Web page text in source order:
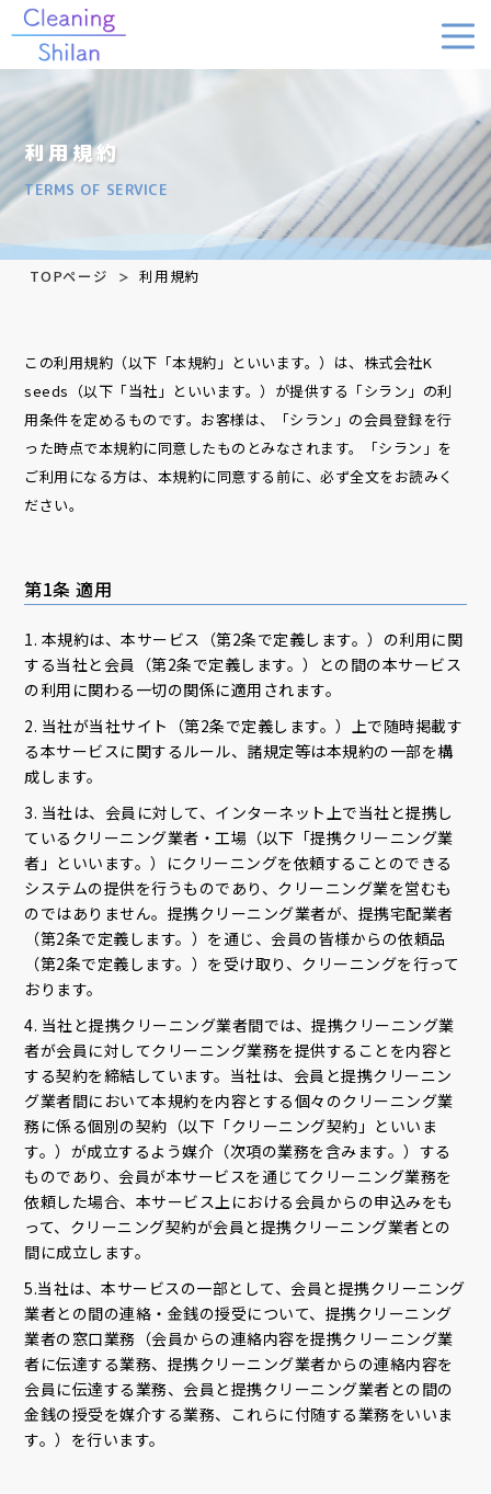
利用規約
TERMS OF SERVICE
TOPページ 利用規約
この利用規約（以下「本規約」といいます。）は、株式会社K
seeds（以下「当社」といいます。）が提供する「シラン」の利
用条件を定めるものです。お客様は、「シラン」の会員登録を行
った時点で本規約に同意したものとみなされます。「シラン」を
ご利用になる方は、本規約に同意する前に、必ず全文をお読みく
ださい。
第1条 適用
1. 本規約は、本サービス（第2条で定義します。）の利用に関
する当社と会員（第2条で定義します。）との間の本サービス
の利用に関わる一切の関係に適用されます。
2. 当社が当社サイト（第2条で定義します。）上で随時掲載す
る本サービスに関するルール、諸規定等は本規約の一部を構
成します。
3. 当社は、会員に対して、インターネット上で当社と提携し
ているクリーニング業者・工場（以下「提携クリーニング業
者」といいます。）にクリーニングを依頼することのできる
システムの提供を行うものであり、クリーニング業を営むも
のではありません。提携クリーニング業者が、提携宅配業者
（第2条で定義します。）を通じ、会員の皆様からの依頼品
（第2条で定義します。）を受け取り、クリーニングを行って
おります。
4. 当社と提携クリーニング業者間では、提携クリーニング業
者が会員に対してクリーニング業務を提供することを内容と
する契約を締結しています。当社は、会員と提携クリーニン
グ業者間において本規約を内容とする個々のクリーニング業
務に係る個別の契約（以下「クリーニング契約」といいま
す。）が成立するよう媒介（次項の業務を含みます。）する
ものであり、会員が本サービスを通じてクリーニング業務を
依頼した場合、本サービス上における会員からの申込みをも
って、クリーニング契約が会員と提携クリーニング業者との
間に成立します。
5.当社は、本サービスの一部として、会員と提携クリーニング
業者との間の連絡・金銭の授受について、提携クリーニング
業者の窓口業務（会員からの連絡内容を提携クリーニング業
者に伝達する業務、提携クリーニング業者からの連絡内容を
会員に伝達する業務、会員と提携クリーニング業者との間の
金銭の授受を媒介する業務、これらに付随する業務をいいま
す。）を行います。